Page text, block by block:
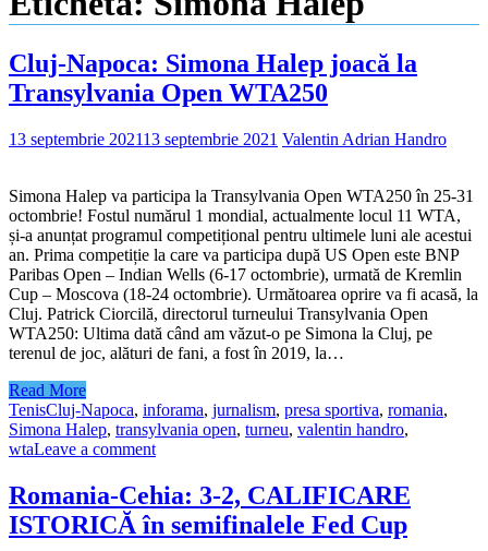
Cluj-Napoca: Simona Halep joacă la
Transylvania Open WTA250
13 septembrie 202113 septembrie 2021 Valentin Adrian Handro
Simona Halep va participa la Transylvania Open WTA250 în 25-31
octombrie! Fostul numărul 1 mondial, actualmente locul 11 WTA,
și-a anunțat programul competițional pentru ultimele luni ale acestui
an. Prima competiție la care va participa după US Open este BNP
Paribas Open – Indian Wells (6-17 octombrie), urmată de Kremlin
Cup – Moscova (18-24 octombrie). Următoarea oprire va fi acasă, la
Cluj. Patrick Ciorcilă, directorul turneului Transylvania Open
WTA250: Ultima dată când am văzut-o pe Simona la Cluj, pe
terenul de joc, alături de fani, a fost în 2019, la…
Read More
TenisCluj-Napoca, inforama, jurnalism, presa sportiva, romania,
Simona Halep, transylvania open, turneu, valentin handro,
wtaLeave a comment
Romania-Cehia: 3-2, CALIFICARE
ISTORICĂ în semifinalele Fed Cup